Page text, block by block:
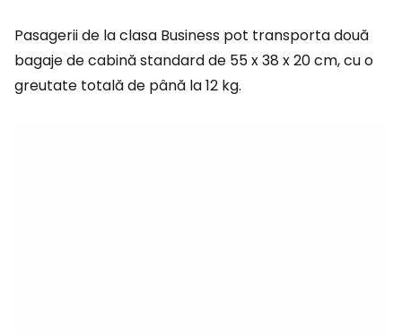
Pasagerii de la clasa Business pot transporta două
bagaje de cabină standard de 55 x 38 x 20 cm, cu o
greutate totală de până la 12 kg.